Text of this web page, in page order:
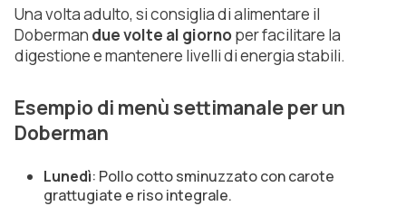
Una volta adulto, si consiglia di alimentare il
Doberman due volte al giornoper facilitare la
digestione e mantenere livelli di energia stabili.
Esempio di menù settimanale per un
Doberman
Lunedì: Pollo cotto sminuzzato con carote
grattugiate e riso integrale.